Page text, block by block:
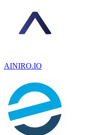
AINIRO.IO